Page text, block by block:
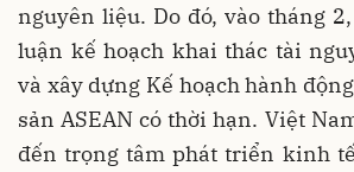
nguyên liệu. Do đó, vào tháng
luận kế hoạch khai thác tài
và xây dựng Kế hoạch hành
sản ASEAN có thời hạn. Việt
đến trọng tâm phát triển kinh